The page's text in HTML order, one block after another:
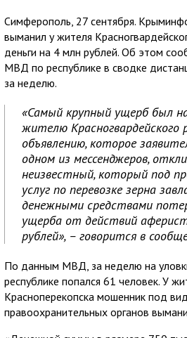
Симферополь, 27 сентября.
выманил у жителя
деньги на 4 млн рублей. Об этом
МВД по республике в сводке
за неделю.
«Самый крупный ущерб был
жителю Красногвардейского
объявлению, которое
одном из мессенджеров,
неизвестный, который под
услуг по перевозке зерна
денежными средствами
ущерба от действий
рублей», – говорится в
По данным МВД, за неделю на
республике попался 61 человек. У
Красноперекопска мошенник под
правоохранительных органов